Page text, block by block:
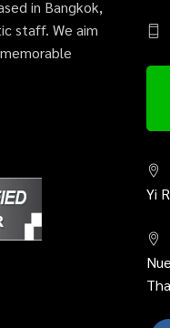
in Bangkok,
staff. We aim
Yi